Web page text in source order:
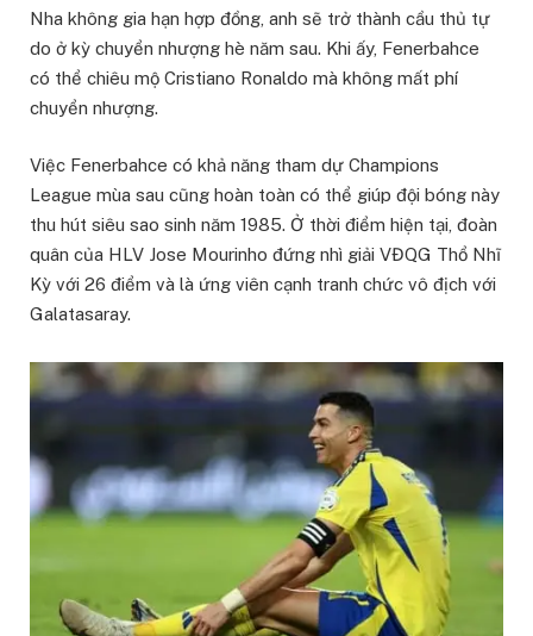
Nha không gia hạn hợp đồng, anh sẽ trở thành cầu thủ tự
do ở kỳ chuyển nhượng hè năm sau. Khi ấy, Fenerbahce
có thể chiêu mộ Cristiano Ronaldo mà không mất phí
chuyển nhượng.
Việc Fenerbahce có khả năng tham dự Champions
League mùa sau cũng hoàn toàn có thể giúp đội bóng này
thu hút siêu sao sinh năm 1985. Ở thời điểm hiện tại, đoàn
quân của HLV Jose Mourinho đứng nhì giải VĐQG Thổ Nhĩ
Kỳ với 26 điểm và là ứng viên cạnh tranh chức vô địch với
Galatasaray.